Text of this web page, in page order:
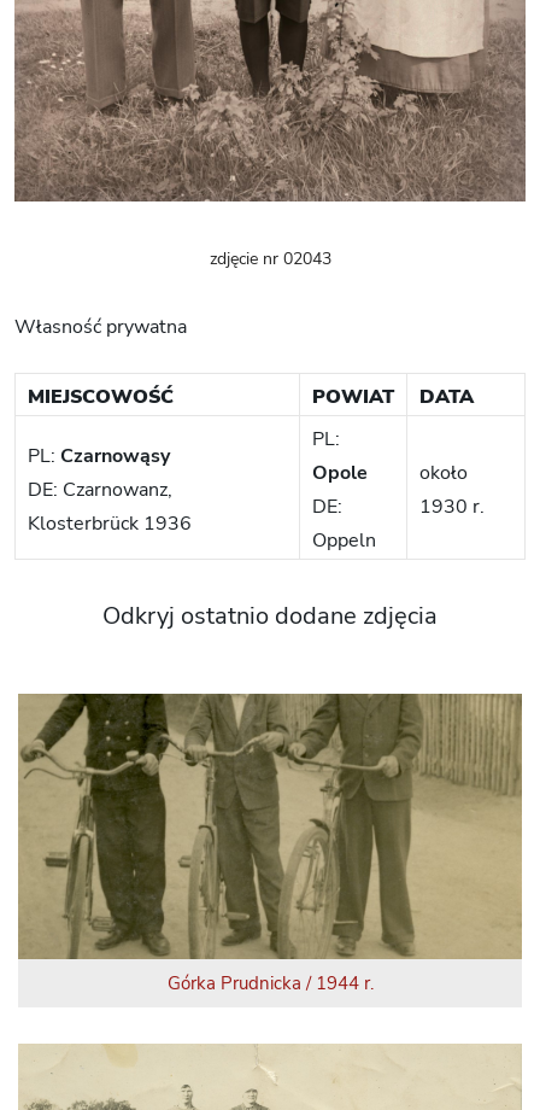
zdjęcie nr 02043
Własność prywatna
MIEJSCOWOŚĆ POWIAT DATA
PL: Czarnowąsy
DE: Czarnowanz,
Klosterbrück 1936
PL:
Opole
DE:
Oppeln
około
1930 r.
Odkryj ostatnio dodane zdjęcia
Górka Prudnicka / 1944 r.